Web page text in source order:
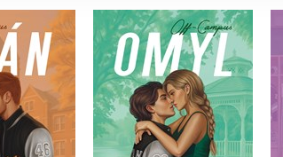
Omyl
Elle Kennedy